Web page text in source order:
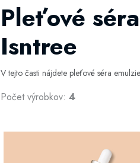
Pleťové
Isntree
V tejto časti nájdete pleťové séra
Počet výrobkov: 4